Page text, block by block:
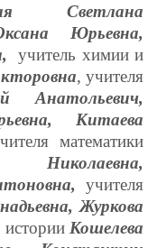
Светлана
Юрьевна,
учитель химии и
, учителя
Анатольевич,
Китаева
математики
учителя
Журкова
историиКошелева